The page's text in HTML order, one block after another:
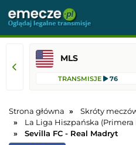
MLS
TRANSMISJE 76
Strona główna Skróty
La Liga Hiszpańska (Primera
Sevilla FC - Real Madryt